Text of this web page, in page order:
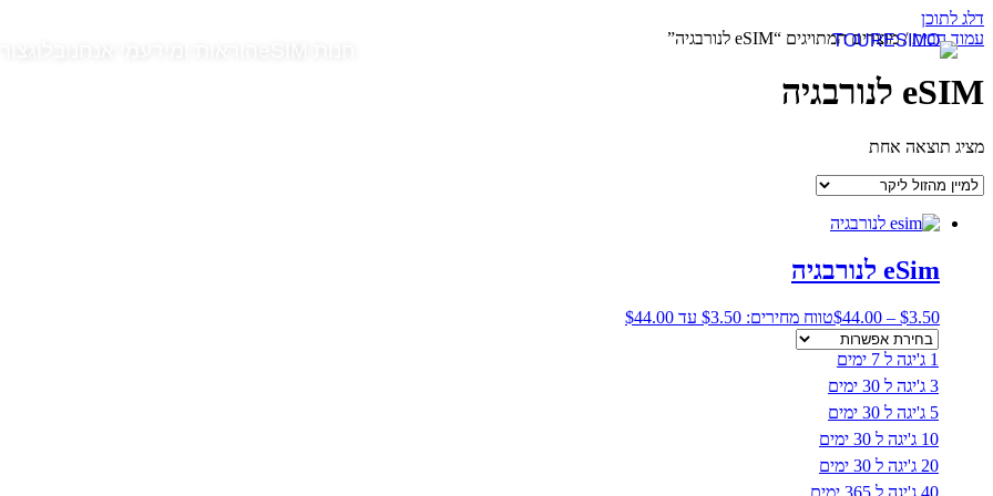
דלג לתוכן
עמוד הבית/ מוצרים המתויגים “eSIM לנורבגיה”
eSIM לנורבגיה
מציג תוצאה אחת
eSim לנורבגיה
$3.50
–
$44.00 טווח מחירים: ⁦$3.50⁩ עד ⁦$44.00⁩
1 ג'יגה ל 7 ימים
3 ג'יגה ל 30 ימים
5 ג'יגה ל 30 ימים
10 ג'יגה ל 30 ימים
20 ג'יגה ל 30 ימים
40 ג'יגה ל 365 ימים